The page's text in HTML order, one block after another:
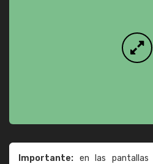
Importante: en las pantallas